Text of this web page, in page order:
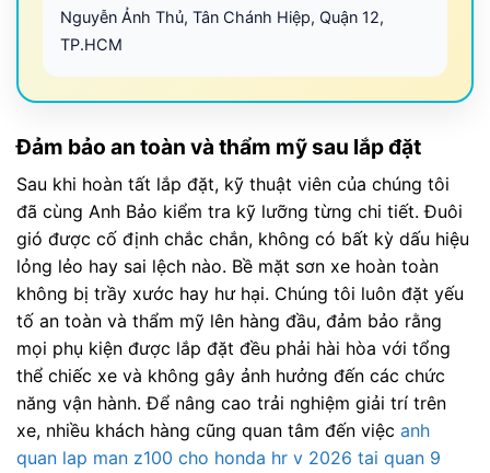
Nguyễn Ảnh Thủ, Tân Chánh Hiệp, Quận 12,
TP.HCM
Đảm bảo an toàn và thẩm mỹ sau lắp đặt
Sau khi hoàn tất lắp đặt, kỹ thuật viên của chúng tôi
đã cùng Anh Bảo kiểm tra kỹ lưỡng từng chi tiết. Đuôi
gió được cố định chắc chắn, không có bất kỳ dấu hiệu
lỏng lẻo hay sai lệch nào. Bề mặt sơn xe hoàn toàn
không bị trầy xước hay hư hại. Chúng tôi luôn đặt yếu
tố an toàn và thẩm mỹ lên hàng đầu, đảm bảo rằng
mọi phụ kiện được lắp đặt đều phải hài hòa với tổng
thể chiếc xe và không gây ảnh hưởng đến các chức
năng vận hành. Để nâng cao trải nghiệm giải trí trên
xe, nhiều khách hàng cũng quan tâm đến việc anh
quan lap man z100 cho honda hr v 2026 tai quan 9